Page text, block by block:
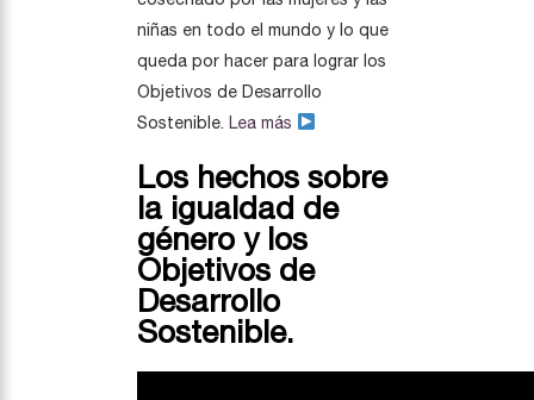
niñas en todo el mundo y lo que
queda por hacer para lograr los
Objetivos de Desarrollo
Sostenible. Lea más
Los hechos sobre
la igualdad de
género y los
Objetivos de
Desarrollo
Sostenible.